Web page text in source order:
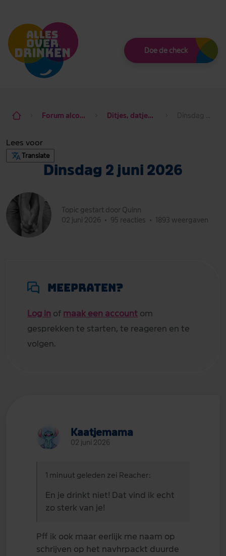
Doe de check
Forum alcohol de baas Ditjes, datjes & dagdraad
Lees voor
Translate
Dinsdag 2 juni 2026
Topic gestart door Quinn
02 juni 2026
• 95 reacties • 1893 weergaven
Meepraten?
Log in of maak een account om
gesprekken te starten, te reageren en te
volgen.
Kaatjemama
02 juni 2026
1 minuut geleden zei Reacher:
En je drinkt niet! Dat vind ik echt
zo sterk van je!
Pff ik ook maar eerlijk me naam op
schrijven op het navhrpackt duurde